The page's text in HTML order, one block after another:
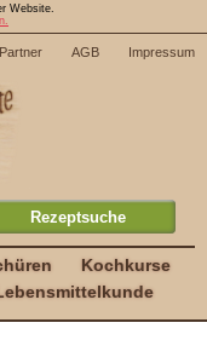
Website.
Partner AGB Impressum
Kochkurse